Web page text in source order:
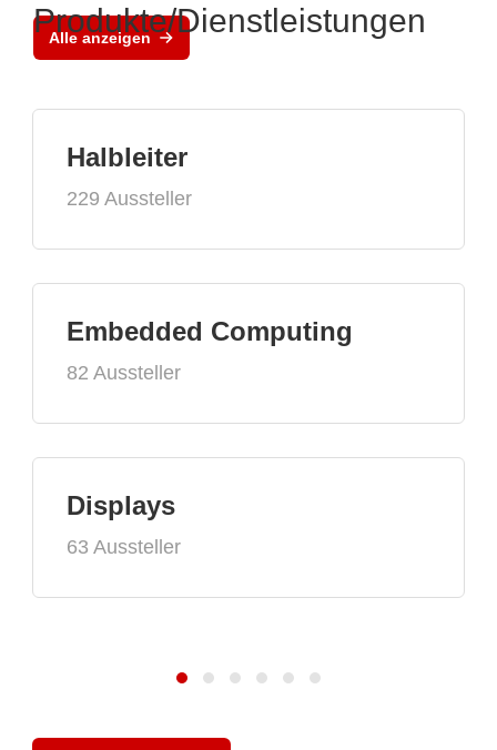
Alle anzeigen
Produkte/Dienstleistungen
Halbleiter
229 Aussteller
Embedded Computing
82 Aussteller
Displays
63 Aussteller